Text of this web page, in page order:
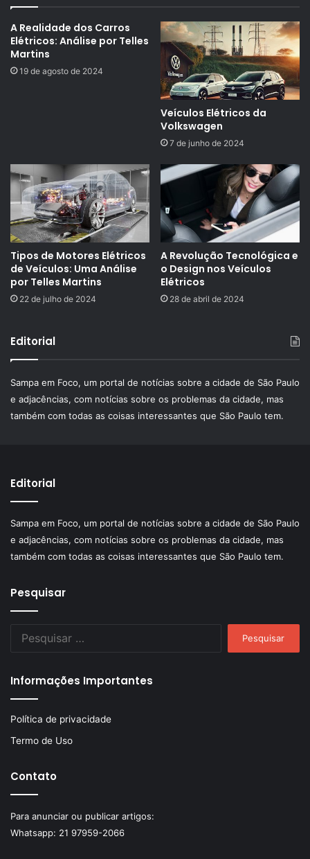
A Realidade dos Carros
Elétricos: Análise por Telles
Martins
19 de agosto de 2024
Veículos Elétricos da
Volkswagen
7 de junho de 2024
Tipos de Motores Elétricos
de Veículos: Uma Análise
por Telles Martins
22 de julho de 2024
A Revolução Tecnológica e
o Design nos Veículos
Elétricos
28 de abril de 2024
Editorial
Sampa em Foco, um portal de notícias sobre a cidade de São Paulo
e adjacências, com notícias sobre os problemas da cidade, mas
também com todas as coisas interessantes que São Paulo tem.
Editorial
Sampa em Foco, um portal de notícias sobre a cidade de São Paulo
e adjacências, com notícias sobre os problemas da cidade, mas
também com todas as coisas interessantes que São Paulo tem.
Pesquisar
Informações Importantes
Política de privacidade
Termo de Uso
Contato
Para anunciar ou publicar artigos:
Whatsapp: 21 97959-2066